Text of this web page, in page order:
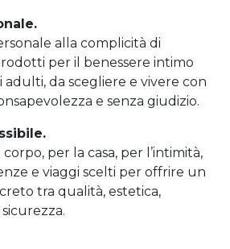
alla complicità di
per il benessere intimo
adulti, da scegliere e vivere con
e senza giudizio.
per la casa, per l’intimità,
e viaggi scelti per offrire un
tra qualità, estetica,